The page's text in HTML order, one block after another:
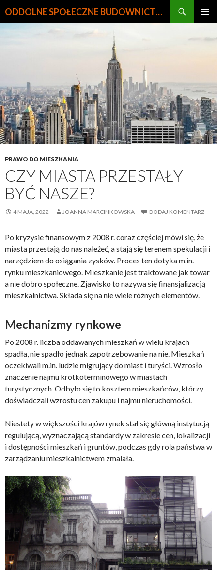
ODDOLNE SPOŁECZNE BUDOWNICTWO MIESZKANIOWE
DO
PRAWO DO MIESZKANIA
CZY MIASTA PRZESTAŁY
BYĆ NASZE?
4 MAJA, 2022 JOANNA MARCINKOWSKA DODAJ KOMENTARZ
Po kryzysie finansowym z 2008 r. coraz częściej mówi się, że
miasta przestają do nas należeć, a stają się terenem spekulacji i
narzędziem do osiągania zysków. Proces ten dotyka m.in.
rynku mieszkaniowego. Mieszkanie jest traktowane jak towar
a nie dobro społeczne. Zjawisko to nazywa się finansjalizacją
mieszkalnictwa. Składa się na nie wiele różnych elementów.
Mechanizmy rynkowe
Po 2008 r. liczba oddawanych mieszkań w wielu krajach
spadła, nie spadło jednak zapotrzebowanie na nie. Mieszkań
oczekiwali m.in. ludzie migrujący do miast i turyści. Wzrosło
znaczenie najmu krótkoterminowego w miastach
turystycznych. Odbyło się to kosztem mieszkańców, którzy
doświadczali wzrostu cen zakupu i najmu nieruchomości.
Niestety w większości krajów rynek stał się główną instytucją
regulującą, wyznaczającą standardy w zakresie cen, lokalizacji
i dostępności mieszkań i gruntów, podczas gdy rola państwa w
zarządzaniu mieszkalnictwem zmalała.